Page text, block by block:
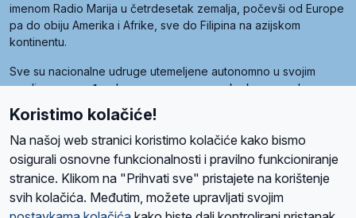
imenom Radio Marija u četrdesetak zemalja, počevši od Europe
pa do obiju Amerika i Afrike, sve do Filipina na azijskom
kontinentu.
Sve su nacionalne udruge utemeljene autonomno u svojim
zemljama, a međusobna su povezane preko krovne udruge
pod nazivom Svjetska obitelj Radio Marije (World Family of
Radio Maria). Svjetsku obitelj utemeljilo je sedam članica, među
kojima je i hrvatska Udruga Radio Marija.
O namaRadio ProgramVolonteriPrijateljiKontaktPravila privatnosti
Koristimo kolačiće!
Na našoj web stranici koristimo kolačiće kako bismo
osigurali osnovne funkcionalnosti i pravilno funkcioniranje
stranice. Klikom na "Prihvati sve" pristajete na korištenje
svih kolačića. Međutim, možete upravljati svojim